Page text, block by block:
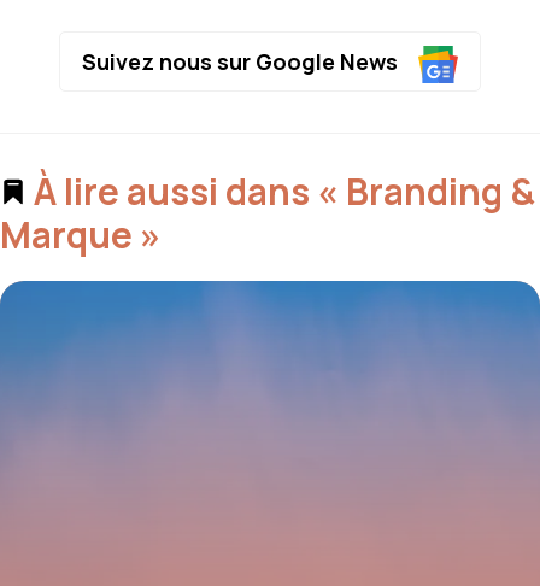
Suivez nous sur Google News
À lire aussi dans « Branding &
Marque »